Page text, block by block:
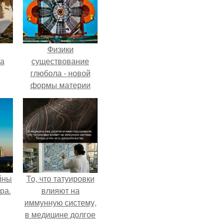
Физики
существование
глюбола - новой
формы материи
подтвердили.
То, что татуировки
влияют на
иммунную систему,
в медицине долгое